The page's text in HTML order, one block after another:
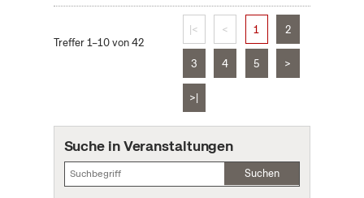
Treffer 1–10 von 42
|< < 1 2
3 4 5 >
>|
Suche in Veranstaltungen
Suchen